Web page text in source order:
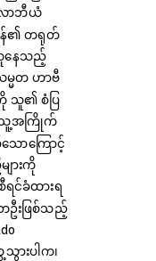
လာဘီယံ
ကန်၏ တရုတ်
နေသည့်
မ္မတ ဟာဗီ
သူ၏ စံပြ
ာ သူ့အကြိုက်
ောကြောင့်
ျားကို
င်ခံထားရ
ဦးဖြစ်သည့်
ားပါက၊